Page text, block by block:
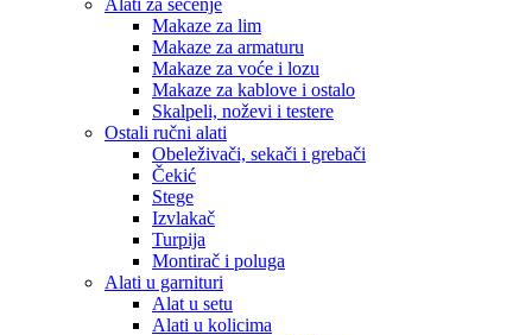
Alati za sečenje
Makaze za lim
Makaze za armaturu
Makaze za voće i lozu
Makaze za kablove i ostalo
Skalpeli, noževi i testere
Ostali ručni alati
Obeleživači, sekači i grebači
Čekić
Stege
Izvlakač
Turpija
Montirač i poluga
Alati u garnituri
Alat u setu
Alati u kolicima